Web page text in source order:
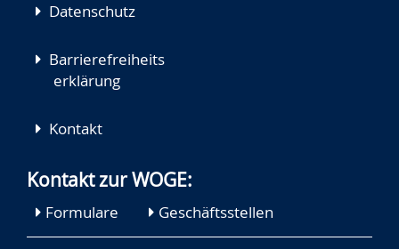
Datenschutz
Barrierefreiheits
erklärung
Kontakt
Kontakt zur WOGE:
Formulare Geschäftsstellen